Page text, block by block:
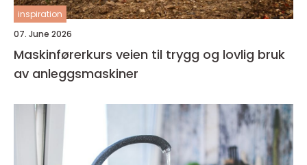
inspiration
07. June 2026
Maskinførerkurs veien til trygg og lovlig bruk
av anleggsmaskiner